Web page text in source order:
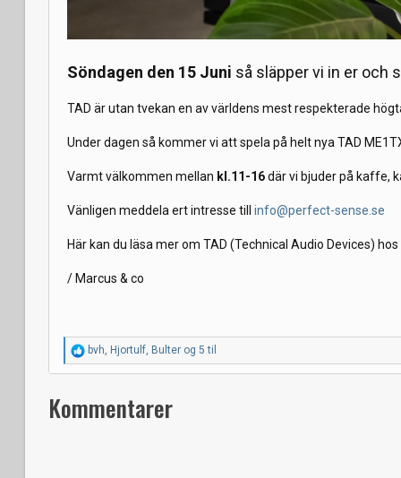
Söndagen den 15 Juni så släpper vi in er och
TAD är utan tvekan en av världens mest respekterade
Under dagen så kommer vi att spela på helt nya TAD
Varmt välkommen mellan kl.11-16där vi bjuder på kaffe,
Vänligen meddela ert intresse till info@perfect-sense.se
Här kan du läsa mer om TAD (Technical Audio Devices) hos
/ Marcus & co
R
e
a
s
j
bvh, Hjortulf, Bulter og 5 til
Kommentarer